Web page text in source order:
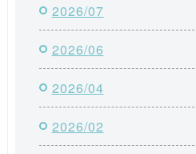
2026/07
2026/06
2026/04
2026/02